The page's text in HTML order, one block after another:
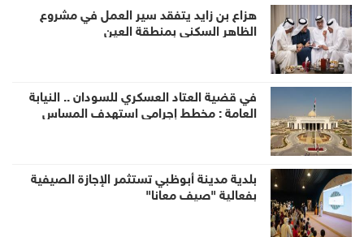
هزاع بن زايد يتفقد سير العمل في مشروع
الظاهر السكني بمنطقة العين
في قضية العتاد العسكري للسودان .. النيابة
العامة : مخطط إجرامي استهدف المساس
بلدية مدينة أبوظبي تستثمر الإجازة الصيفية
بفعالية "صيف معانا"